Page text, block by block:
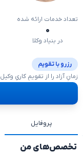
تعداد خدمات ارائه شده
۰
در بنیاد وکلا
رزرو با تقویم
زمانِ آزاد را از تقویمِ کاریِ
پروفایل
تخصص‌های من